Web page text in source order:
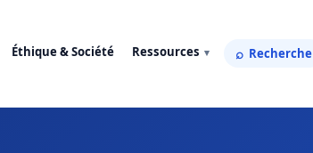
Éthique & Société Ressources Recherche